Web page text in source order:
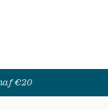
€20